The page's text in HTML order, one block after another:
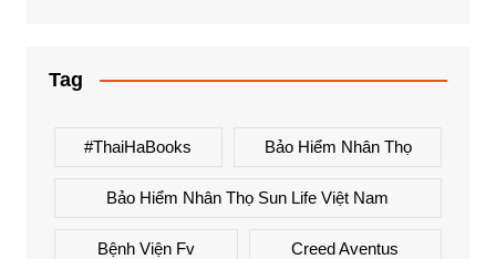
Tag
#ThaiHaBooks Bảo Hiểm Nhân Thọ
Bảo Hiểm Nhân Thọ Sun Life Việt Nam
Bệnh Viện Fv Creed Aventus